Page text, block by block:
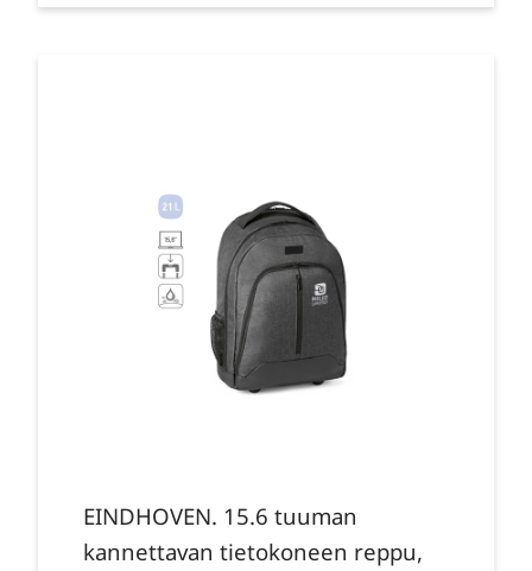
EINDHOVEN. 15.6 tuuman
kannettavan tietokoneen reppu,